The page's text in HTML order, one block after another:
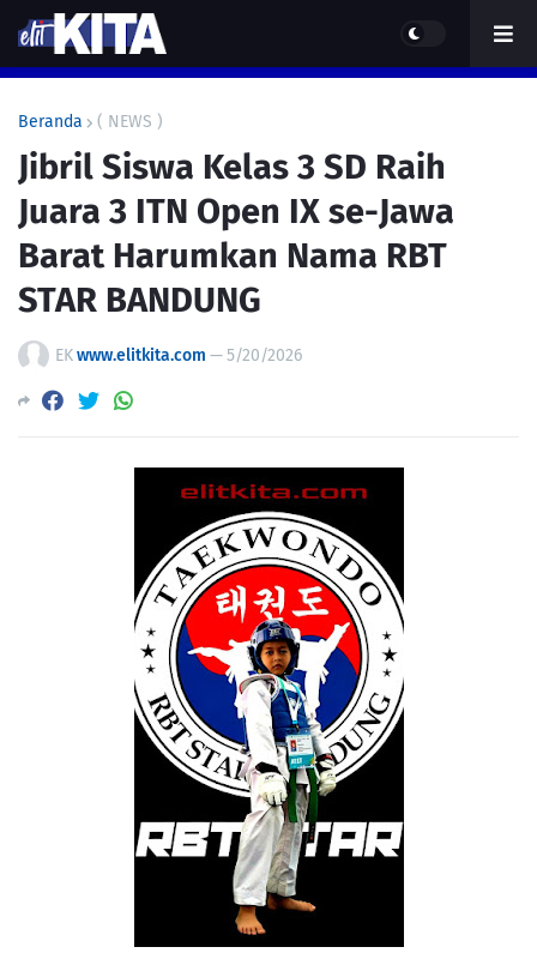
Beranda ( NEWS )
Jibril Siswa Kelas 3 SD Raih
Juara 3 ITN Open IX se-Jawa
Barat Harumkan Nama RBT
STAR BANDUNG
EKwww.elitkita.com —5/20/2026